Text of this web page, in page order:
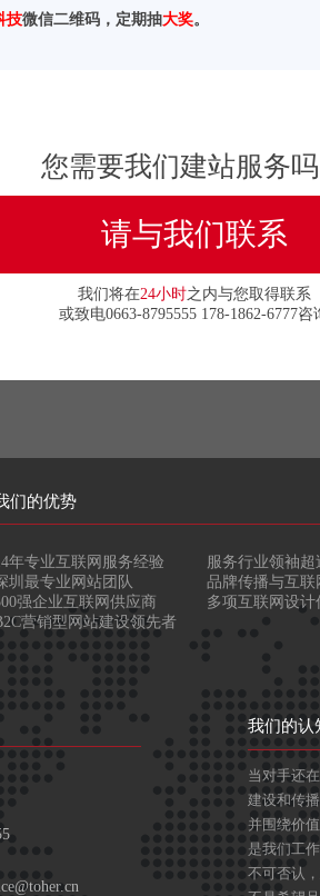
技微信二维码，定期抽大奖。
您需要我们建站服务吗
请与我们联系
我们将在24小时之内与您取得联系
或致电0663-8795555 178-1862-6777咨
们的优势
年专业互联网服务经验
圳最专业网站团队
强企业互联网供应商
营销型网站建设领先者
服务行业领袖超
品牌传播与互联
多项互联网设计
我们的认
当对手还
建设和传
并围绕价
是我们工
不可否认